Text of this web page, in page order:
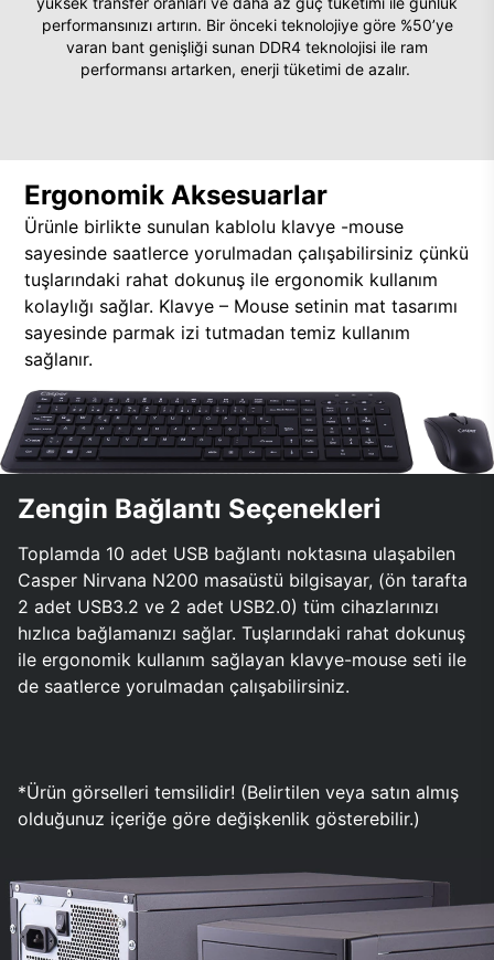
performansınızı artırın. Bir önceki teknolojiye göre %50’ye
varan bant genişliği sunan DDR4 teknolojisi ile ram
performansı artarken, enerji tüketimi de azalır.
Ergonomik Aksesuarlar
Ürünle birlikte sunulan kablolu klavye -mouse
sayesinde saatlerce yorulmadan çalışabilirsiniz çünkü
tuşlarındaki rahat dokunuş ile ergonomik kullanım
kolaylığı sağlar. Klavye – Mouse setinin mat tasarımı
sayesinde parmak izi tutmadan temiz kullanım
sağlanır.
Zengin Bağlantı Seçenekleri
Toplamda 10 adet USB bağlantı noktasına ulaşabilen
Casper Nirvana N200 masaüstü bilgisayar, (ön tarafta
2 adet USB3.2 ve 2 adet USB2.0) tüm cihazlarınızı
hızlıca bağlamanızı sağlar. Tuşlarındaki rahat dokunuş
ile ergonomik kullanım sağlayan klavye-mouse seti ile
de saatlerce yorulmadan çalışabilirsiniz.
*Ürün görselleri temsilidir! (Belirtilen veya satın almış
olduğunuz içeriğe göre değişkenlik gösterebilir.)